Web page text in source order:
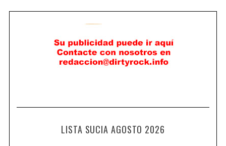
LISTA SUCIA AGOSTO 2026